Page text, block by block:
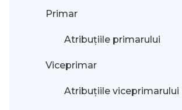
Primar
Atribuțiile primarului
Viceprimar
Atribuțiile viceprimarului